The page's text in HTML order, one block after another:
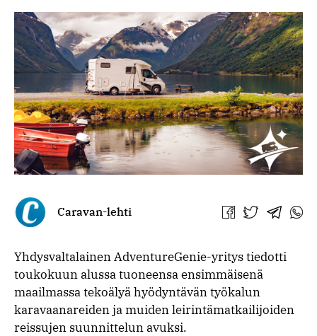
Caravan-lehti
Jaa Jaa Jaa Jaa
Yhdysvaltalainen AdventureGenie-yritys tiedotti
toukokuun alussa tuoneensa ensimmäisenä
maailmassa tekoälyä hyödyntävän työkalun
karavaanareiden ja muiden leirintämatkailijoiden
reissujen suunnittelun avuksi.